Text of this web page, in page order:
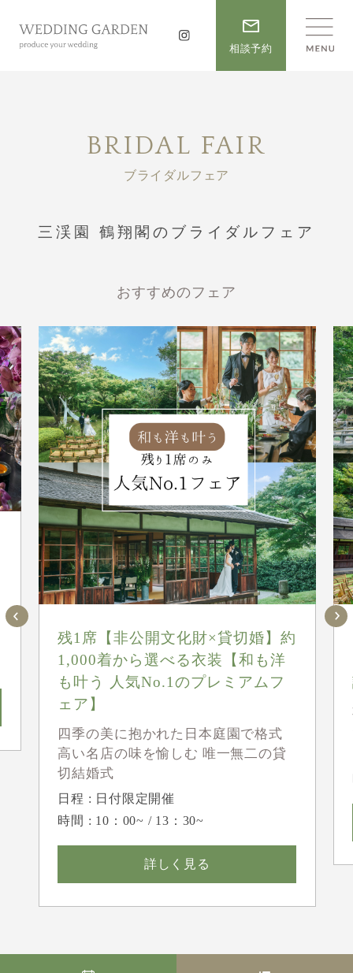
相談予約
BRIDAL FAIR
ブライダルフェア
三渓園 鶴翔閣のブライダルフェア
おすすめのフェア
残1席【非公開文化財×貸切婚】約
1,000着から選べる衣装【和も洋
も叶う 人気No.1のプレミアムフ
ェア】
四季の美に抱かれた日本庭園で格式
高い名店の味を愉しむ 唯一無二の貸
切結婚式
日程 : 日付限定開催
時間 : 10：00~ / 13：30~
詳しく見る